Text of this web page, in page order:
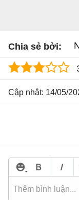
Chia sẻ bởi:
Cập nhật: 14/05/